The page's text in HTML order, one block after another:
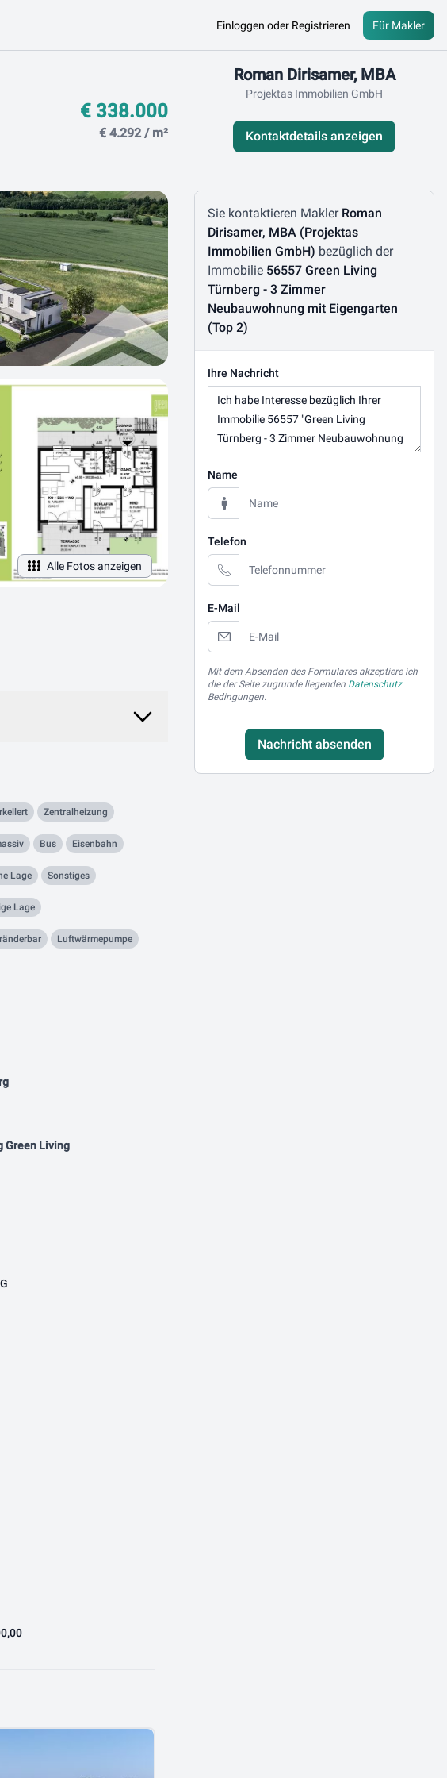
Einloggen oder Registrieren Für Makler
€ 338.000
€ 4.292 / m²
Alle Fotos anzeigen
Zentralheizung
Bus Eisenbahn
Lage Sonstiges
Lage
Luftwärmepumpe
Green Living
KontaktdatenRoman Dirisamer, MBA
Projektas Immobilien GmbH
Kontaktdetails anzeigen
Nachricht schreiben
Sie kontaktieren Makler Roman
Dirisamer, MBA (Projektas
Immobilien GmbH) bezüglich der
Immobilie 56557 Green Living
Türnberg - 3 Zimmer
Neubauwohnung mit Eigengarten
(Top 2)
Ihre Nachricht
Name
Telefon
E-Mail
Mit dem Absenden des Formulares akzeptiere ich
die der Seite zugrunde liegenden Datenschutz
Bedingungen.
Nachricht absenden